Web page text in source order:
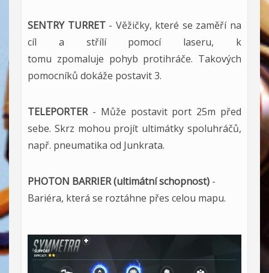
SENTRY TURRET - Věžičky, které se zaměří na
cíl a střílí pomocí laseru, k
tomu zpomaluje pohyb protihráče. Takových
pomocníků dokáže postavit 3.
TELEPORTER- Může postavit port 25m před
sebe. Skrz mohou projít ultimátky spoluhráčů,
např. pneumatika od Junkrata.
PHOTON BARRIER (ultimátní schopnost) -
Bariéra, která se roztáhne přes celou mapu.